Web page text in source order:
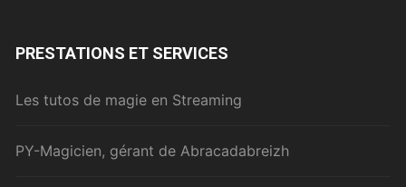
PRESTATIONS ET SERVICES
Les tutos de magie en Streaming
PY-Magicien, gérant de Abracadabreizh